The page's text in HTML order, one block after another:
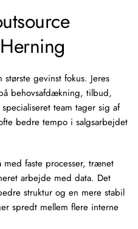
gevinst fokus. Jeres
behovsafdækning, tilbud,
team tager sig af
bedre tempo i salgsarbejdet
med faste processer, trænet
arbejde med data. Det
struktur og en mere stabil
spredt mellem flere interne